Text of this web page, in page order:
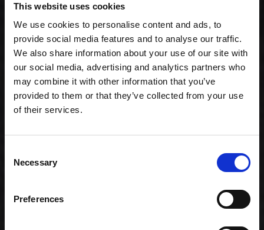
This website uses cookies
We use cookies to personalise content and ads, to
provide social media features and to analyse our traffic.
We also share information about your use of our site with
our social media, advertising and analytics partners who
may combine it with other information that you’ve
provided to them or that they’ve collected from your use
of their services.
Selection
Necessary
Preferences
Gourmet lover
239,00 kr. inkl. moms